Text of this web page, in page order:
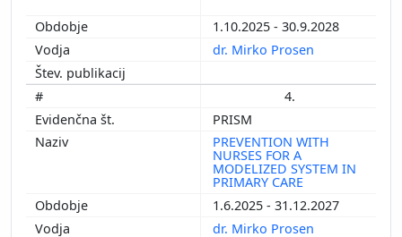
1.10.2025 - 30.9.2028
dr. Mirko Prosen
4.
PRISM
PREVENTION WITH
NURSES FOR A
MODELIZED SYSTEM IN
PRIMARY CARE
1.6.2025 - 31.12.2027
dr. Mirko Prosen